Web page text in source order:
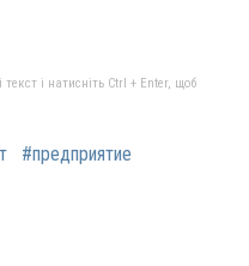
і натисніть Ctrl + Enter, щоб
#предприятие